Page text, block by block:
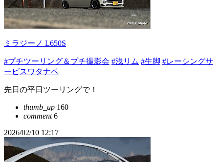
ミラジーノ L650S
#プチツーリング＆プチ撮影会 #浅リム #生脚 #レーシングサ
ービスワタナベ
先日の平日ツーリングで！
thumb_up 160
comment6
2026/02/10 12:17